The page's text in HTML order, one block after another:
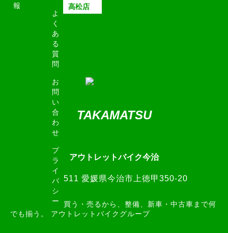
報
よ
く
あ
る
質
問
お
問
い
合
わ
せ
プ
ラ
イ
バ
シ
ー
高松店
TAKAMATSU
アウトレットバイク今治
799-1511 愛媛県今治市上徳甲350-20
バイクを探す・買う・売るから、整備、新車・中古車まで何
でも揃う。 アウトレットバイクグループ